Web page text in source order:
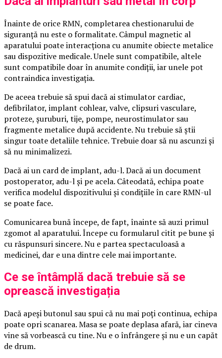
Înainte de orice RMN, completarea chestionarului de
siguranță nu este o formalitate. Câmpul magnetic al
aparatului poate interacționa cu anumite obiecte metalice
sau dispozitive medicale. Unele sunt compatibile, altele
sunt compatibile doar în anumite condiții, iar unele pot
contraindica investigația.
De aceea trebuie să spui dacă ai stimulator cardiac,
defibrilator, implant cohlear, valve, clipsuri vasculare,
proteze, șuruburi, tije, pompe, neurostimulator sau
fragmente metalice după accidente. Nu trebuie să știi
singur toate detaliile tehnice. Trebuie doar să nu ascunzi și
să nu minimalizezi.
Dacă ai un card de implant, adu-l. Dacă ai un document
postoperator, adu-l și pe acela. Câteodată, echipa poate
verifica modelul dispozitivului și condițiile în care RMN-ul
se poate face.
Comunicarea bună începe, de fapt, înainte să auzi primul
zgomot al aparatului. Începe cu formularul citit pe bune și
cu răspunsuri sincere. Nu e partea spectaculoasă a
medicinei, dar e una dintre cele mai importante.
Ce se întâmplă dacă trebuie să se
oprească investigația
Dacă apeși butonul sau spui că nu mai poți continua, echipa
poate opri scanarea. Masa se poate deplasa afară, iar cineva
vine să vorbească cu tine. Nu e o înfrângere și nu e un capăt
de drum.